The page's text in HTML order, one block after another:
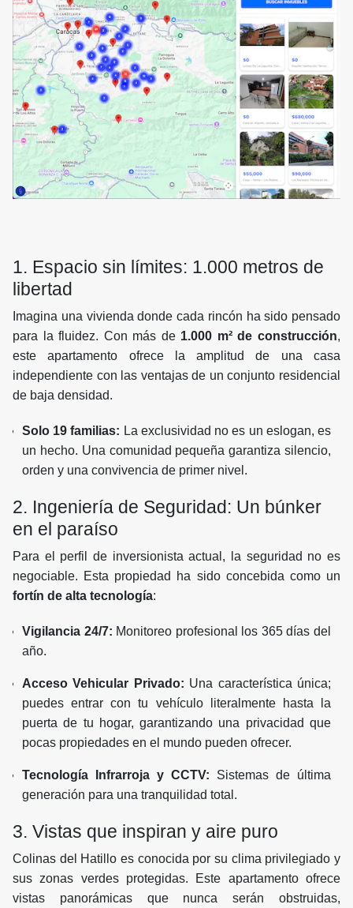
1. Espacio sin límites: 1.000 metros de
libertad
Imagina una vivienda donde cada rincón ha sido pensado
para la fluidez. Con más de 1.000 m² de construcción,
este apartamento ofrece la amplitud de una casa
independiente con las ventajas de un conjunto residencial
de baja densidad.
Solo 19 familias: La exclusividad no es un eslogan, es
un hecho. Una comunidad pequeña garantiza silencio,
orden y una convivencia de primer nivel.
2. Ingeniería de Seguridad: Un búnker
en el paraíso
Para el perfil de inversionista actual, la seguridad no es
negociable. Esta propiedad ha sido concebida como un
fortín de alta tecnología:
Vigilancia 24/7: Monitoreo profesional los 365 días del
año.
Acceso Vehicular Privado: Una característica única;
puedes entrar con tu vehículo literalmente hasta la
puerta de tu hogar, garantizando una privacidad que
pocas propiedades en el mundo pueden ofrecer.
Tecnología Infrarroja y CCTV: Sistemas de última
generación para una tranquilidad total.
3. Vistas que inspiran y aire puro
Colinas del Hatillo es conocida por su clima privilegiado y
sus zonas verdes protegidas. Este apartamento ofrece
vistas panorámicas que nunca serán obstruidas,